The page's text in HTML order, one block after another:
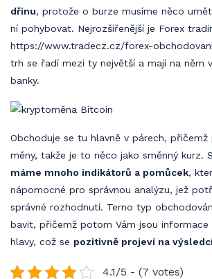
dřinu, protože o burze musíme něco
ní pohybovat. Nejrozšířenější je Forex
https://www.tradecz.cz/forex-
trh se řadí mezi ty největší a mají na něm
banky.
Obchoduje se tu hlavně v párech, přičemž
měny, takže je to něco jako směnný kurz.
máme mnoho indikátorů a pomůcek,
nápomocné pro správnou analýzu, jež
správné rozhodnutí. Terno typ
bavit, přičemž potom Vám jsou informace
hlavy, což se pozitivně projeví na
4.1/5 - (7 votes)